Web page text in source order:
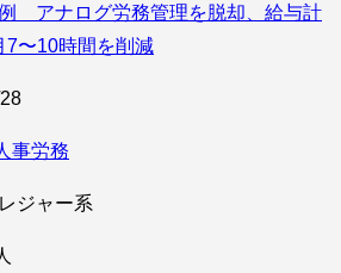
アナログ労務管理を脱却、給与計
7〜10時間を削減
事労務
ジャー系